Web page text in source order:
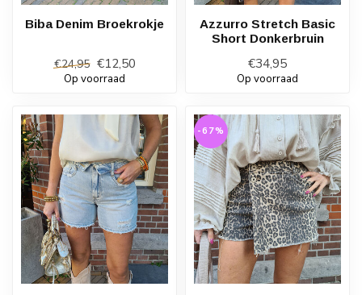
Biba Denim Broekrokje
€24,95 €12,50
Op voorraad
Azzurro Stretch Basic
Short Donkerbruin
€34,95
Op voorraad
-67%